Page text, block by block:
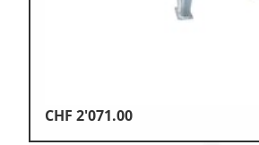
CHF 2'071.00